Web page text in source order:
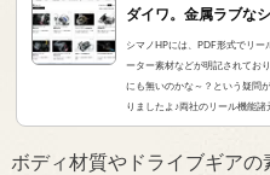
ダイワ。金属ラブなシ
シマノHPには、PDF形式でリー
ーター素材などが明記されてお
にも無いのかな～？という疑問
りましたよ♪両社のリール機能
考え方の違いを考察します。シ
という見出しがあり、そこから
ボディ材質やドライブギア